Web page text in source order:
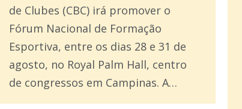
de Clubes (CBC) irá promover o
Fórum Nacional de Formação
Esportiva, entre os dias 28 e 31 de
agosto, no Royal Palm Hall, centro
de congressos em Campinas. A…